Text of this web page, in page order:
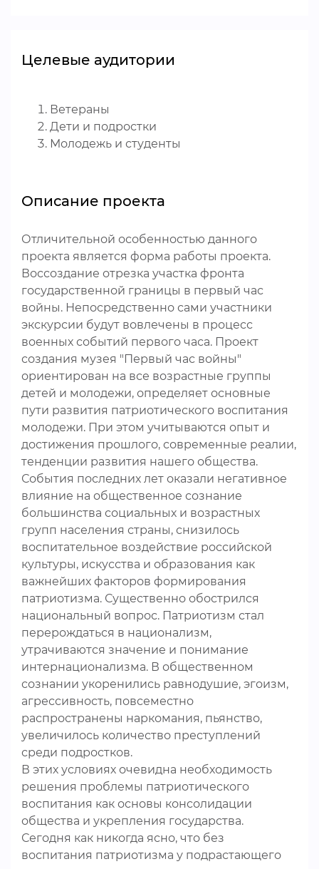
Целевые аудитории
Ветераны
Дети и подростки
Молодежь и студенты
Описание проекта
Отличительной особенностью данного
проекта является форма работы проекта.
Воссоздание отрезка участка фронта
государственной границы в первый час
войны. Непосредственно сами участники
экскурсии будут вовлечены в процесс
военных событий первого часа. Проект
создания музея "Первый час войны"
ориентирован на все возрастные группы
детей и молодежи, определяет основные
пути развития патриотического воспитания
молодежи. При этом учитываются опыт и
достижения прошлого, современные реалии,
тенденции развития нашего общества.
События последних лет оказали негативное
влияние на общественное сознание
большинства социальных и возрастных
групп населения страны, снизилось
воспитательное воздействие российской
культуры, искусства и образования как
важнейших факторов формирования
патриотизма. Существенно обострился
национальный вопрос. Патриотизм стал
перерождаться в национализм,
утрачиваются значение и понимание
интернационализма. В общественном
сознании укоренились равнодушие, эгоизм,
агрессивность, повсеместно
распространены наркомания, пьянство,
увеличилось количество преступлений
среди подростков.
В этих условиях очевидна необходимость
решения проблемы патриотического
воспитания как основы консолидации
общества и укрепления государства.
Сегодня как никогда ясно, что без
воспитания патриотизма у подрастающего